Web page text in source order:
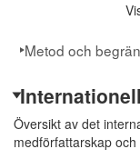
Högskolan i
13
Högskolan
Luleå
16
Örebro
Metod och
Översikt av det
medförfattarskap